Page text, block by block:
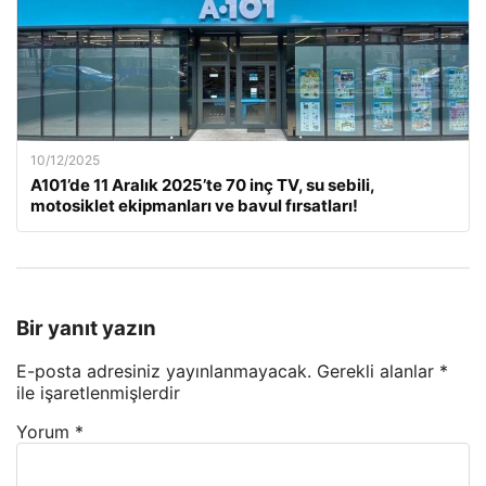
10/12/2025
A101’de 11 Aralık 2025’te 70 inç TV, su sebili,
motosiklet ekipmanları ve bavul fırsatları!
Bir yanıt yazın
E-posta adresiniz yayınlanmayacak. Gerekli alanlar *
ile işaretlenmişlerdir
Yorum *